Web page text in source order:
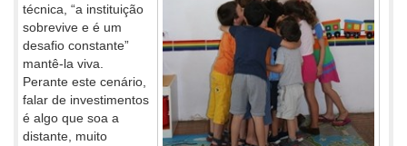
técnica, “a instituição
sobrevive e é um
desafio constante”
mantê-la viva.
Perante este cenário,
falar de investimentos
é algo que soa a
distante, muito